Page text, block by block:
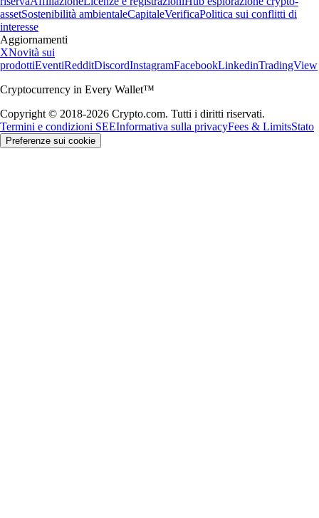
assetSostenibilità ambientaleCapitaleVerificaPolitica sui conflitti di
interesse
Aggiornamenti
XNovità sui
prodottiEventiRedditDiscordInstagramFacebookLinkedinTradingView
Cryptocurrency in Every Wallet™
Copyright © 2018-2026 Crypto.com. Tutti i diritti riservati.
Termini e condizioni SEEInformativa sulla privacyFees & LimitsStato
Preferenze sui cookie